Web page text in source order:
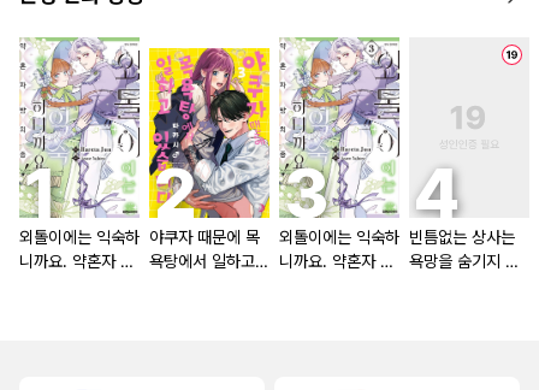
외톨이에는 익숙하
니까요. 약혼자 방
야쿠자 때문에 목
욕탕에서 일하고
외톨이에는 익숙하
니까요. 약혼자 방
빈틈없는 상사는
욕망을 숨기지 않